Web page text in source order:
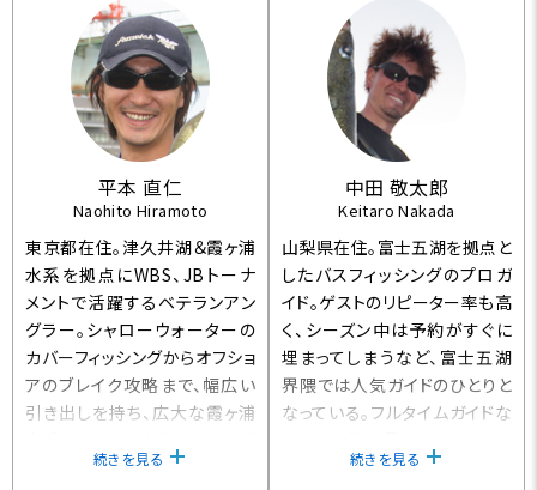
平本 直仁
Naohito Hiramoto
東京都在住。津久井湖＆霞ヶ浦
水系を拠点にWBS、JBトーナ
メントで活躍するベテランアン
グラー。シャローウォーターの
カバーフィッシングからオフショ
アのブレイク攻略まで、幅広い
引き出しを持ち、広大な霞ヶ浦
バスを探し出す理論、テクニッ
続きを見る
中田 敬太郎
Keitaro Nakada
山梨県在住。富士五湖を拠点と
したバスフィッシングのプロガ
イド。ゲストのリピーター率も高
く、シーズン中は予約がすぐに
埋まってしまうなど、富士五湖
界隈では人気ガイドのひとりと
なっている。フルタイムガイドな
活かし、山中湖や河口湖のトー
続きを見る